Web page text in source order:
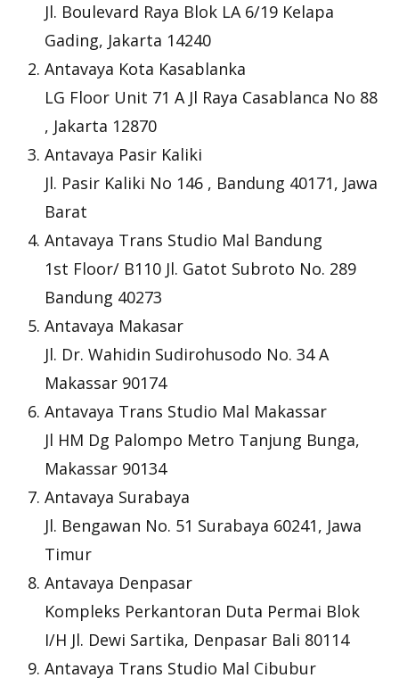
Jl. Boulevard Raya Blok LA 6/19 Kelapa
Gading, Jakarta 14240
Antavaya Kota Kasablanka
LG Floor Unit 71 A Jl Raya Casablanca No 88
, Jakarta 12870
Antavaya Pasir Kaliki
Jl. Pasir Kaliki No 146 , Bandung 40171, Jawa
Barat
Antavaya Trans Studio Mal Bandung
1st Floor/ B110 Jl. Gatot Subroto No. 289
Bandung 40273
Antavaya Makasar
Jl. Dr. Wahidin Sudirohusodo No. 34 A
Makassar 90174
Antavaya Trans Studio Mal Makassar
Jl HM Dg Palompo Metro Tanjung Bunga,
Makassar 90134
Antavaya Surabaya
Jl. Bengawan No. 51 Surabaya 60241, Jawa
Timur
Antavaya Denpasar
Kompleks Perkantoran Duta Permai Blok
I/H Jl. Dewi Sartika, Denpasar Bali 80114
Antavaya Trans Studio Mal Cibubur